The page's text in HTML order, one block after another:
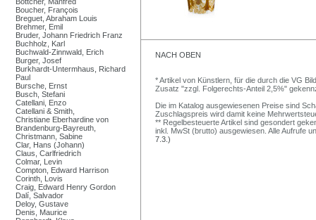
Boucher, François
Breguet, Abraham Louis
Brehmer, Emil
Bruder, Johann Friedrich Franz
Buchholz, Karl
Buchwald-Zinnwald, Erich
Burger, Josef
Burkhardt-Untermhaus, Richard
Paul
Bursche, Ernst
Busch, Stefani
Catellani, Enzo
Catellani & Smith,
Christiane Eberhardine von
Brandenburg-Bayreuth,
Christmann, Sabine
Clar, Hans (Johann)
Claus, Carlfriedrich
Colmar, Levin
Compton, Edward Harrison
Corinth, Lovis
Craig, Edward Henry Gordon
Dalí, Salvador
Deloy, Gustave
Denis, Maurice
NACH OBEN
* Artikel von Künstlern, für die durch die VG
Zusatz "zzgl. Folgerechts-Anteil 2,5%"
Die im Katalog ausgewiesenen Preise sind
Zuschlagspreis wird damit keine
** Regelbesteuerte Artikel sind gesondert
inkl. MwSt (brutto) ausgewiesen. Alle Aufrufe
7.3.)